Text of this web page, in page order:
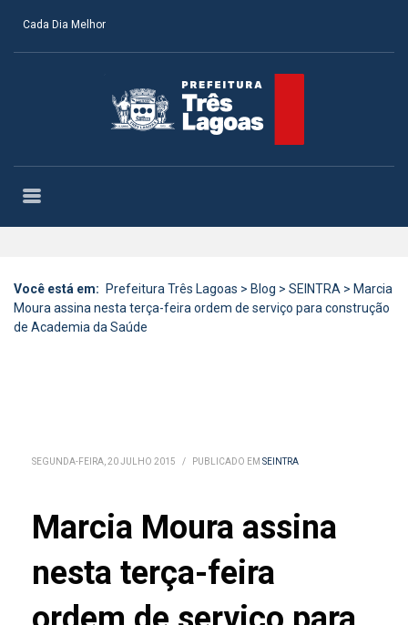
Cada Dia Melhor
Você está em: Prefeitura Três Lagoas > Blog > SEINTRA > Marcia
Moura assina nesta terça-feira ordem de serviço para construção
de Academia da Saúde
SEGUNDA-FEIRA, 20 JULHO 2015 / PUBLICADO EM SEINTRA
Marcia Moura assina
nesta terça-feira